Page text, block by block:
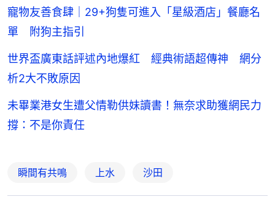
寵物友善食肆｜29+狗隻可進入「星級酒店」餐廳名
單 附狗主指引
世界盃廣東話評述內地爆紅 經典術語超傳神 網分
析2大不敗原因
未畢業港女生遭父情勒供妹讀書！無奈求助獲網民力
撐：不是你責任
瞬間有共鳴 上水 沙田